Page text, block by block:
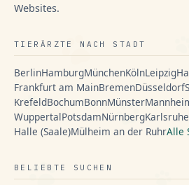
Websites.
TIERÄRZTE NACH STADT
BerlinHamburgMünchenKölnLeipzig
Frankfurt am MainBremenDüsseldorf
KrefeldBochumBonnMünster
WuppertalPotsdamNürnbergKarlsruhe
Halle (Saale)Mülheim an der RuhrAlle
BELIEBTE SUCHEN